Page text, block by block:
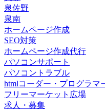
泉佐野
泉南
ホームページ作成
SEO対策
ホームページ作成代行
パソコンサポート
パソコントラブル
htmlコーダー・プログラマ
フリーマーケット広場
求人・募集